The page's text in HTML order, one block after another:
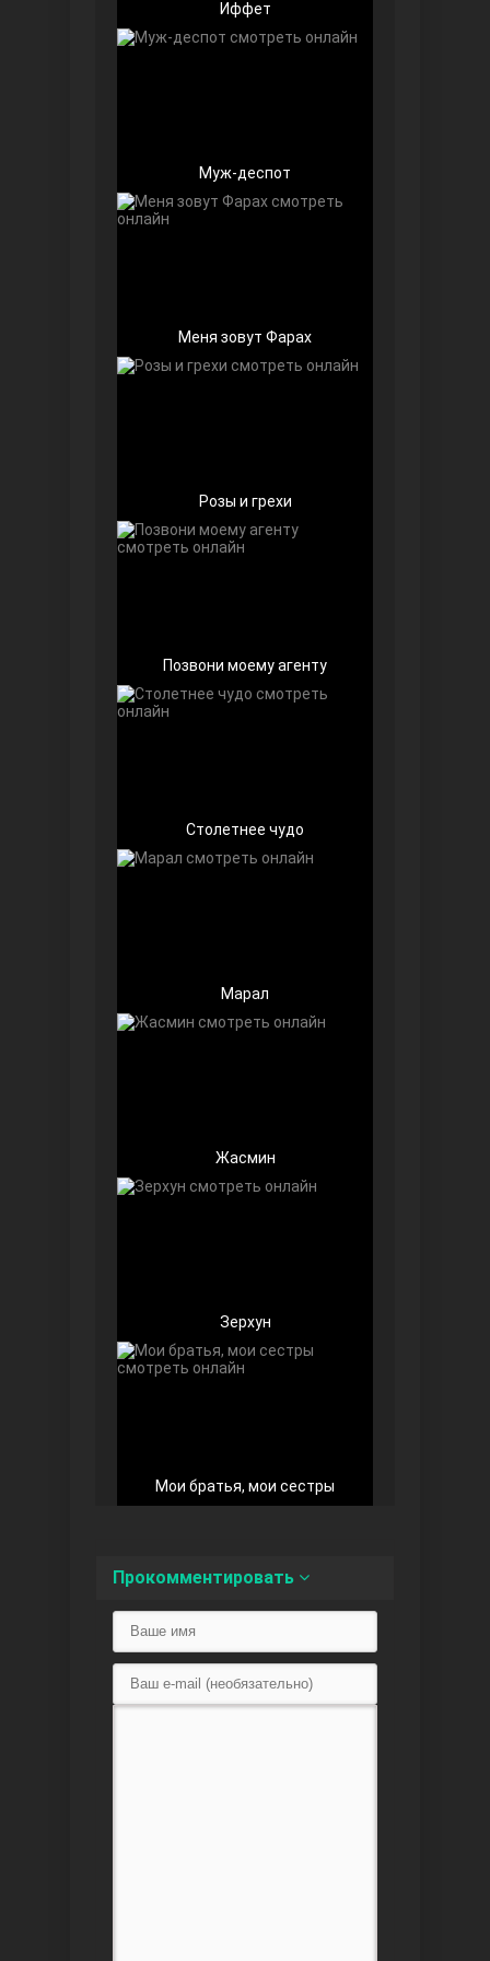
Чёрно-белая любовь
Далекий город
Игра судьбы
Любовь напоказ
Иффет
Муж-деспот
Меня зовут Фарах
Розы и грехи
Позвони моему агенту
Столетнее чудо
Марал
Жасмин
Зерхун
Мои братья, мои сестры
Прокомментировать